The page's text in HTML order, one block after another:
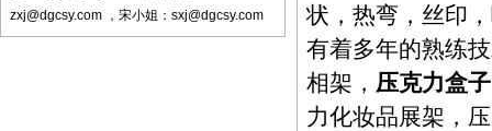
zxj@dgcsy.com ，宋小姐：sxj@dgcsy.com
状，热弯，丝印
有着多年的熟练
相架， 压克力盒子
力化妆品展架，